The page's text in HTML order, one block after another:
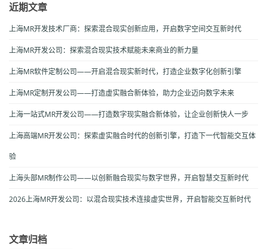
近期文章
上海MR开发技术厂商：探索混合现实创新应用，开启数字空间交互新时代
上海MR开发公司：探索混合现实技术赋能未来商业的新力量
上海MR软件定制公司——开启混合现实新时代，打造企业数字化创新引擎
上海MR定制开发公司——打造虚实融合新体验，助力企业迈向数字未来
上海一站式MR开发公司——打造数字现实融合新体验，让企业创新快人一步
上海高端MR开发公司：探索虚实融合时代的创新引擎，打造下一代智能交互体
验
上海头部MR制作公司——以创新融合现实与数字世界，开启智慧交互新时代
2026上海MR开发公司：以混合现实技术连接虚实世界，开启智能交互新时代
文章归档